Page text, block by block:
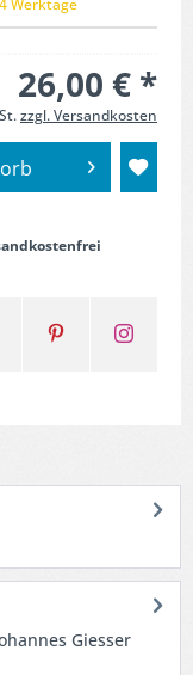
Werktage
26,00 € *
zzgl. Versandkosten
Giesser